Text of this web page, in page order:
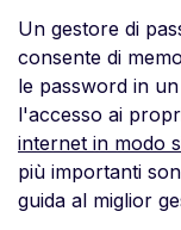
Un gestore di
consente di
le password in
l'accesso ai
internet in modo
più importanti
guida al miglior